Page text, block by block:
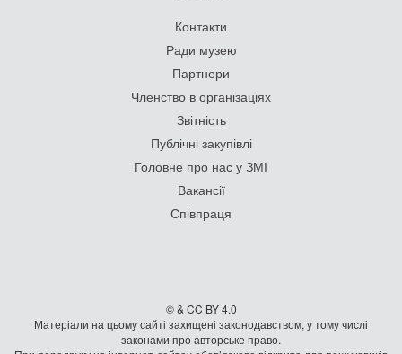
Контакти
Ради музею
Партнери
Членство в організаціях
Звітність
Публічні закупівлі
Головне про нас у ЗМІ
Вакансії
Співпраця
© & CC BY 4.0
Матеріали на цьому сайті захищені законодавством, у тому числі
законами про авторське право.